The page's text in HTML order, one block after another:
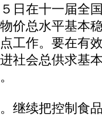
在十一届全
价总水平基本
工作。要在有
社会总供求基
续把控制食